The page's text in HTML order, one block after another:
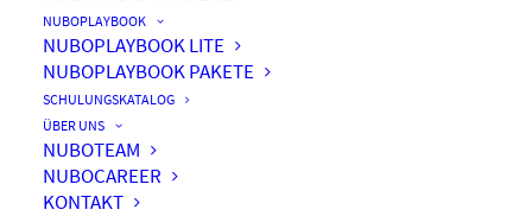
NUBOPLAYBOOK
NUBOPLAYBOOK LITE
NUBOPLAYBOOK PAKETE
SCHULUNGSKATALOG
ÜBER UNS
NUBOTEAM
NUBOCAREER
KONTAKT
Systemintelligenz als
Management-Methodik